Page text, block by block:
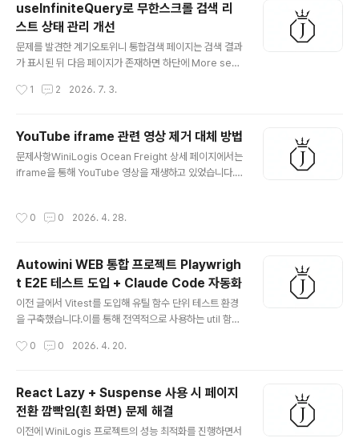
만 원인은 예상과 달리 브라우저 캐시에 있었습니다. 이번
글에서는 Purge를 수행했음에도 이미지가 변경되지 않았
던 원인을 분석하고, 캐시 버스팅을 적용해 해결한 과정과
Akamai CDN에서도 정상적으로 동작하는지 검증한 내용
경되지 않았을까?기존에는 공용 스프라이트 이미지를 아
useInfiniteQuery로 무한스크롤 검색 리
스트 상태 관리 개선
문제를 발견한 계기오토위니 통합검색 페이지는 검색 결과
가 표시된 뒤 다음 페이지가 존재하면 하단에 More sear
이 버튼을 누르면 다음 페이지의 검색 결과를 이어 붙이는
이상 현상을 발견했습니다. 검색 리스트는 아직 비어 있는
데, More 버튼만 먼저 떠 있는 것이었습니다. 원인을 디버
깅해 보니 이 페이지는 메인 검색 API 외에 보조 API(리스
트 중간에 끼워 넣는 추천 매물)를 함께 호출하고 있었고,
미뤄지는데 버튼 조건은 이미 참이 되어, 버튼이 리스트보
1 2 2026. 7. 3.
YouTube iframe 관련 영상 제거 대체 방법
문제사항WiniLogis Ocean Freight 상세 페이지에서는
iframe을 통해 YouTube 영상을 재생하고 있었습니다.
영상을 정지했을 때나 플레이어 하단의 동영상 더보기 영
었는데, 당시에는 추천 영상 영역 위를 하드코딩된 가림막
으로 덮는 방식으로 처리했던 기억이 있었습니다. 하지만
반응형 환경에서는 플레이어 크기가 계속 변경되기 때문
에, 단순히 영역을 덮는 방식은 유지보수 측면에서도 좋은
이 없을까 찾아보다가 ..
0 0 2026. 4. 28.
Autowini WEB 통합 프로젝트 Playwrigh
t E2E 테스트 도입 + Claude Code 자동화
이전 글에서 Vitest를 도입해 유틸 함수 단위 테스트 환경
을 구축했습니다.이를 통해 전역적으로 사용하는 util 함수
를 운영하면서 몇 가지 아쉬움이 있었습니다.Chrome 외
다. 오토위니 Keycloak 테마 프로젝트에서 Storybook
을 활용해 UI를 검증해 본 경험은 있었습니다.하지만 이번
에는 단순히 컴포넌트를 확인하는 수준을 넘어, 실제 브라
0 0 2026. 4. 20.
React Lazy + Suspense 사용 시 페이지
전환 깜빡임(흰 화면) 문제 해결
이전에 WiniLogis 프로젝트의 성능 최적화를 진행하면서